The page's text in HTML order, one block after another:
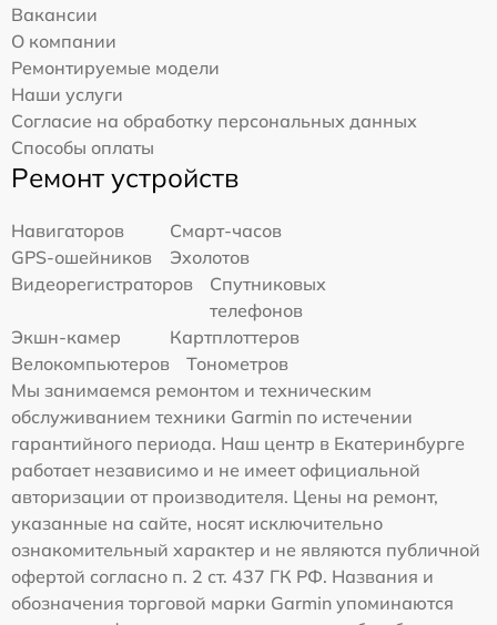
Вакансии
О компании
Ремонтируемые модели
Наши услуги
Согласие на обработку персональных данных
Способы оплаты
Ремонт устройств
Навигаторов
Смарт-часов
GPS-ошейников
Эхолотов
Видеорегистраторов
Спутниковых
телефонов
Экшн-камер
Картплоттеров
Велокомпьютеров
Тонометров
Мы занимаемся ремонтом и техническим
обслуживанием техники Garmin по истечении
гарантийного периода. Наш центр в Екатеринбурге
работает независимо и не имеет официальной
авторизации от производителя. Цены на ремонт,
указанные на сайте, носят исключительно
ознакомительный характер и не являются публичной
офертой согласно п. 2 ст. 437 ГК РФ. Названия и
обозначения торговой марки Garmin упоминаются